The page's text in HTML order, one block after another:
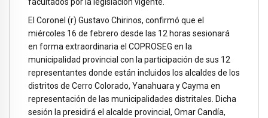
facultados por la legislación vigente.
El Coronel (r) Gustavo Chirinos, confirmó que el
miércoles 16 de febrero desde las 12 horas sesionará
en forma extraordinaria el COPROSEG en la
municipalidad provincial con la participación de sus 12
representantes donde están incluidos los alcaldes de los
distritos de Cerro Colorado, Yanahuara y Cayma en
representación de las municipalidades distritales. Dicha
sesión la presidirá el alcalde provincial, Omar Candía,